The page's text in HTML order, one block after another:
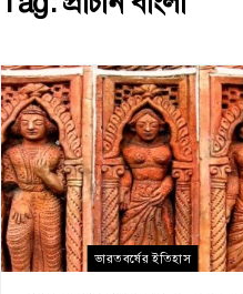
ভারতবর্ষের ইতিহাস